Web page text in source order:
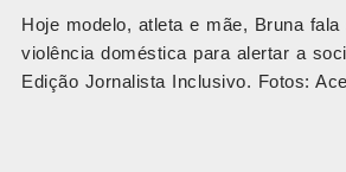
Hoje modelo, atleta e mãe, Bruna
violência doméstica para alertar a
Edição Jornalista Inclusivo. Fotos: